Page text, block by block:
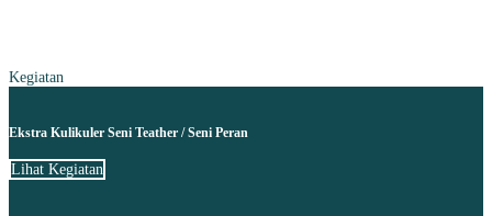
Kegiatan
Ekstra Kulikuler Seni Teather / Seni Peran
Lihat Kegiatan